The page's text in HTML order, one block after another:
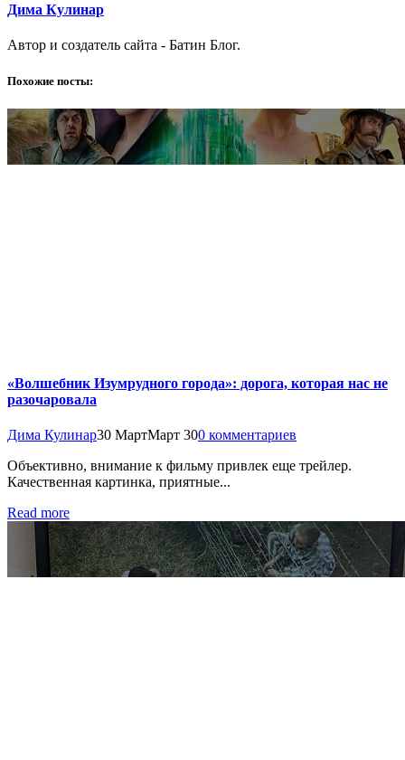
Дима Кулинар
Автор и создатель сайта - Батин Блог.
Похожие посты:
«Волшебник Изумрудного города»: дорога, которая нас не
разочаровала
Дима Кулинар30 МартМарт 300 комментариев
Объективно, внимание к фильму привлек еще трейлер.
Качественная картинка, приятные...
Read more